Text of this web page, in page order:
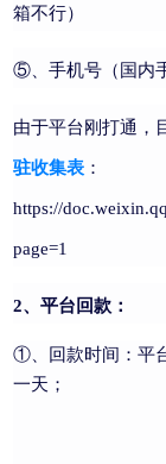
箱不行）
⑤、手机号（国内
由于平台刚打通，
驻收集表 ：
https://
page=1
2、平台回款：
①、回款时间：平
一天；